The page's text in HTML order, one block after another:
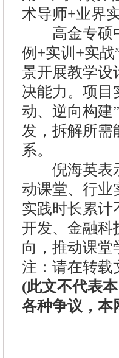
术导师+业界
高金专硕中
例+实训+实
景开展教学设
决能力。项目
动、逆向构建
发，拆解所需
系。
倪海英表示
动课堂、行业
实践时长累计
开发、金融科
向，推动课堂
注：请在转
(此文不代表
各种争议，本